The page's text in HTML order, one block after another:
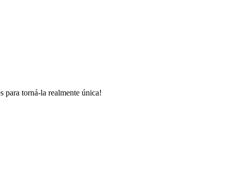
para torná-la realmente única!